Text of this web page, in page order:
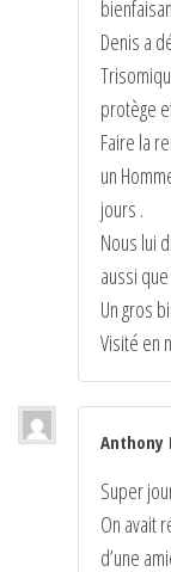
Denis a
protège
Faire la
un
jours .
Nous lui
aussi
Un gros
Visité en
Anthony
Super
On avait
d’une